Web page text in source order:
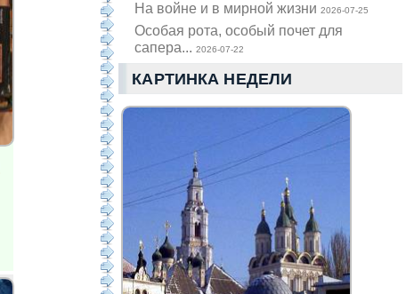
На войне и в мирной жизни2026-07-25
Особая рота, особый почет для
сапера...2026-07-22
КАРТИНКА НЕДЕЛИ